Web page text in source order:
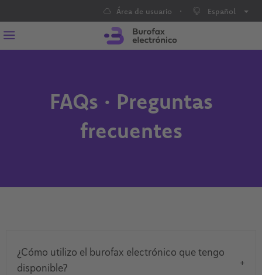
Área de usuario · Español
FAQs · Preguntas
frecuentes
¿Cómo utilizo el burofax electrónico que tengo
disponible?